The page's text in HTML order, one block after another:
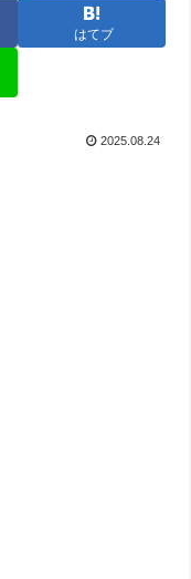
はてブ
2025.08.24